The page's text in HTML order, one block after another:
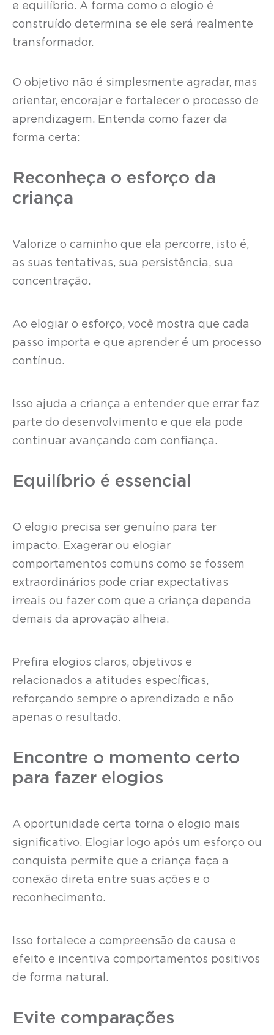
e equilíbrio. A forma como o elogio é
construído determina se ele será realmente
transformador.
O objetivo não é simplesmente agradar, mas
orientar, encorajar e fortalecer o processo de
aprendizagem. Entenda como fazer da
forma certa:
Reconheça o esforço da
criança
Valorize o caminho que ela percorre, isto é,
as suas tentativas, sua persistência, sua
concentração.
Ao elogiar o esforço, você mostra que cada
passo importa e que aprender é um processo
contínuo.
Isso ajuda a criança a entender que errar faz
parte do desenvolvimento e que ela pode
continuar avançando com confiança.
Equilíbrio é essencial
O elogio precisa ser genuíno para ter
impacto. Exagerar ou elogiar
comportamentos comuns como se fossem
extraordinários pode criar expectativas
irreais ou fazer com que a criança dependa
demais da aprovação alheia.
Prefira elogios claros, objetivos e
relacionados a atitudes específicas,
reforçando sempre o aprendizado e não
apenas o resultado.
Encontre o momento certo
para fazer elogios
A oportunidade certa torna o elogio mais
significativo. Elogiar logo após um esforço ou
conquista permite que a criança faça a
conexão direta entre suas ações e o
reconhecimento.
Isso fortalece a compreensão de causa e
efeito e incentiva comportamentos positivos
de forma natural.
Evite comparações